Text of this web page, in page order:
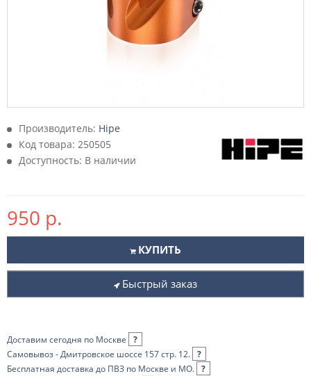
Производитель: Hipe
Код товара: 250505
Доступность: В наличии
950 р.
КУПИТЬ
Быстрый заказ
Доставим сегодня по Москве
?
Самовывоз - Дмитровское шоссе 157 стр. 12. ?
Бесплатная доставка до ПВЗ по Москве и МО. ?